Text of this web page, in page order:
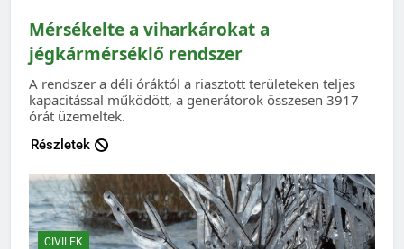
Mérsékelte a viharkárokat a
jégkármérséklő rendszer
A rendszer a déli óráktól a riasztott területeken teljes
kapacitással működött, a generátorok összesen 3917
órát üzemeltek.
Részletek
CIVILEK